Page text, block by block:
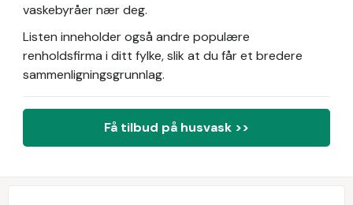
vaskebyråer nær deg.
Listen inneholder også andre populære
renholdsfirma i ditt fylke, slik at du får et bredere
sammenligningsgrunnlag.
Få tilbud på husvask >>